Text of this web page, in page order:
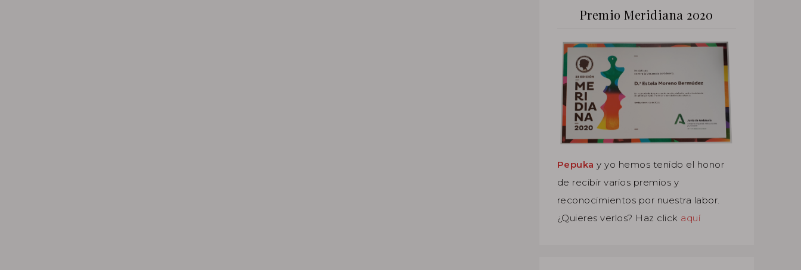
Premio Meridiana 2020
Pepuka y yo hemos tenido el honor
de recibir varios premios y
reconocimientos por nuestra labor.
¿Quieres verlos? Haz click aquí